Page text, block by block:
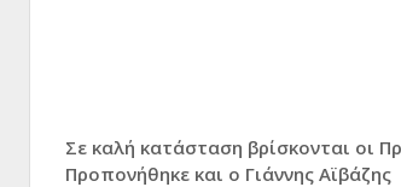
Σε καλή κατάσταση βρίσκονται οι
Προπονήθηκε και ο Γιάννης Αϊβάζης